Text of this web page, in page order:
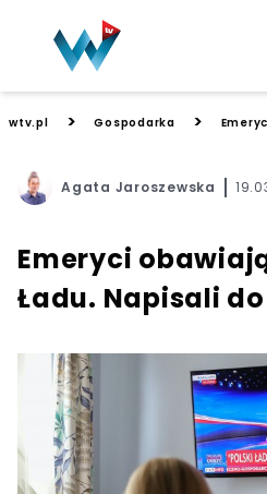
wtv.pl > Gospodarka >
Agata Jaroszewska
Emeryci
Ładu. Napisali